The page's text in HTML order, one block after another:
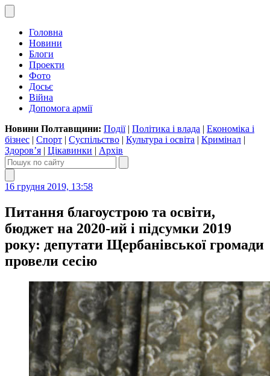
Головна
Новини
Блоги
Проекти
Фото
Досьє
Війна
Допомога армії
Новини Полтавщини: Події| Політика і влада | Економіка і
бізнес | Спорт | Суспільство | Культура і освіта | Кримінал |
Здоров’я | Цікавинки | Архів
16 грудня 2019, 13:58
Питання благоустрою та освіти,
бюджет на 2020-ий і підсумки 2019
року: депутати Щербанівської громади
провели сесію